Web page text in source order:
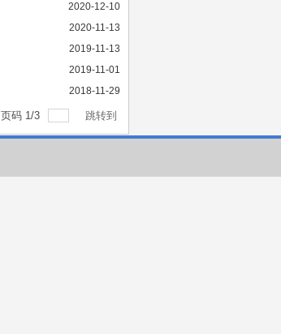
2020-12-10
2020-11-13
2019-11-13
2019-11-01
2018-11-29
页码 1/3 跳转到